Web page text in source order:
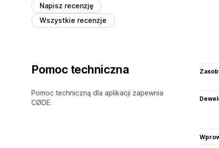
Napisz recenzję
Wszystkie recenzje
Pomoc techniczna
Pomoc techniczną dla aplikacji zapewnia
CØDE.